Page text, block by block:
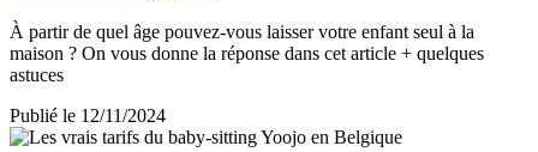
À partir de quel âge pouvez-vous laisser votre enfant seul à la
maison ? On vous donne la réponse dans cet article + quelques
astuces
Publié le 12/11/2024